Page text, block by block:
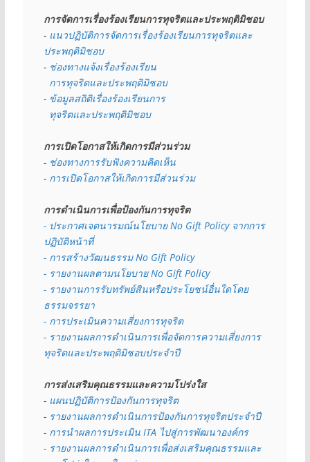
การจัดการเรื่องร้องเรียนการทุจริตและประพฤติมิชอบ
- แนวปฏิบัติการจัดการเรื่องร้องเรียนการทุจริตและ
ประพฤติมิชอบ
- ช่องทางแจ้งเรื่องร้องเรียน
  การทุจริตและประพฤติมิชอบ
- ข้อมูลสถิติเรื่องร้องเรียนการ
  ทุจริตและประพฤติมิชอบ
การเปิดโอกาสให้เกิดการมีส่วนร่วม
- ช่องทางการรับฟังความคิดเห็น
- การเปิดโอกาสให้เกิดการมีส่วนร่วม
การดำเนินการเพื่อป้องกันการทุจริต
- ประกาศเจตนารมณ์นโยบาย No Gift Policy จากการ
ปฏิบัติหน้าที่
- การสร้างวัฒนธรรม No Gift Policy
- รายงานผลตามนโยบาย No Gift Policy
- รายงานการรับทรัพย์สินหรือประโยชน์อื่นใดโดย
ธรรมจรรยา
- การประเมินความเสี่ยงการทุจริต
- รายงานผลการดำเนินการเพื่อจัดการความเสี่ยงการ
ทุจริตและประพฤติมิชอบประจำปี
การส่งเสริมคุณธรรมและความโปร่งใส
- แผนปฏิบัติการป้องกันการทุจริต
- รายงานผลการดำเนินการป้องกันการทุจริตประจำปี
- การนำผลการประเมิน ITA ไปสู่การพัฒนาองค์กร
- รายงานผลการดำเนินการเพื่อส่งเสริมคุณธรรมและ